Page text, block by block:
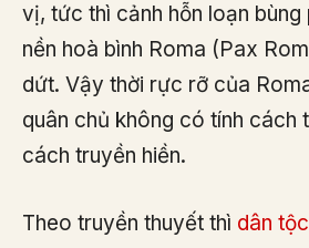
vị, tức thì cảnh hỗn loạn
nền hoà bình Roma (Pax
dứt. Vậy thời rực rỡ của
quân chủ không có tính cách
cách truyền hiền.
Theo truyền thuyết thì dân